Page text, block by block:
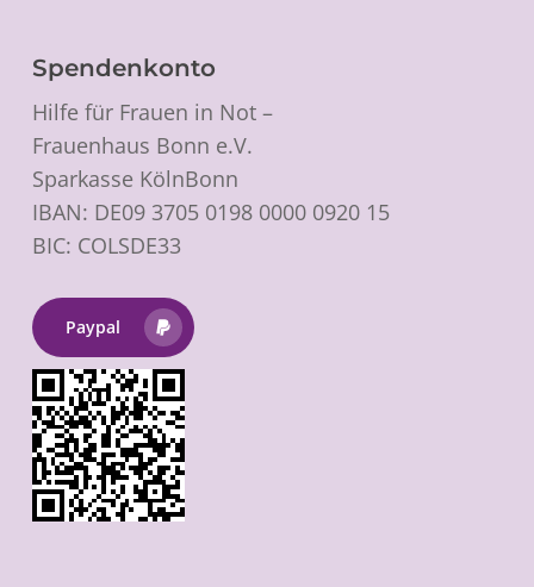
Spendenkonto
Hilfe für Frauen in Not –
Frauenhaus Bonn e.V.
Sparkasse KölnBonn
IBAN: DE09 3705 0198 0000 0920 15
BIC: COLSDE33
Paypal